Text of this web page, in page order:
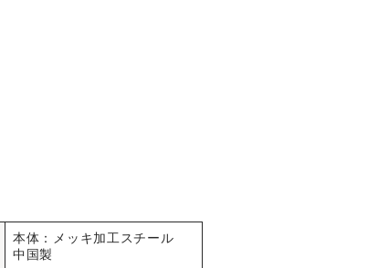
本体：メッキ加工スチール
中国製